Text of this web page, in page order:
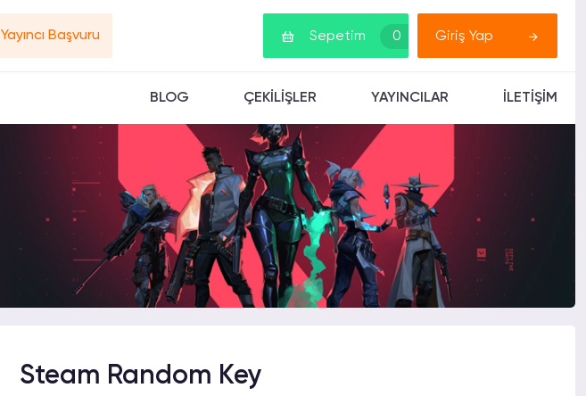
Yayıncı Başvuru Sepetim 0 Giriş Yap
BLOG ÇEKİLİŞLER YAYINCILAR İLETİŞİM
Steam Random Key